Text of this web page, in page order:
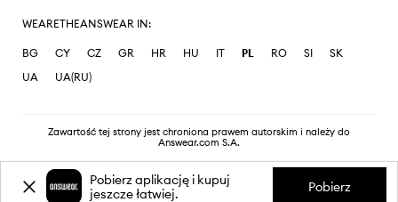
WEARETHEANSWEAR IN:
BG CY CZ GR HR HU IT PL RO SI
SK
UA
UA(RU)
Zawartość tej strony jest chroniona prawem autorskim i należy do
Answear.com S.A.
Pobierz aplikację i kupuj
jeszcze łatwiej.
Pobierz